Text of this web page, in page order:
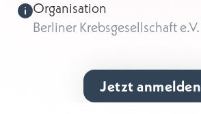
Organisation
Berliner Krebsgesellschaft e.V.
Jetzt anmelden